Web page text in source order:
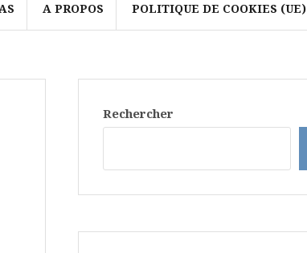
A PROPOS POLITIQUE DE COOKIES (UE)
Rechercher